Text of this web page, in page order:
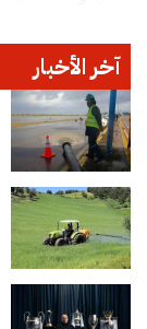
آخر الأخبار